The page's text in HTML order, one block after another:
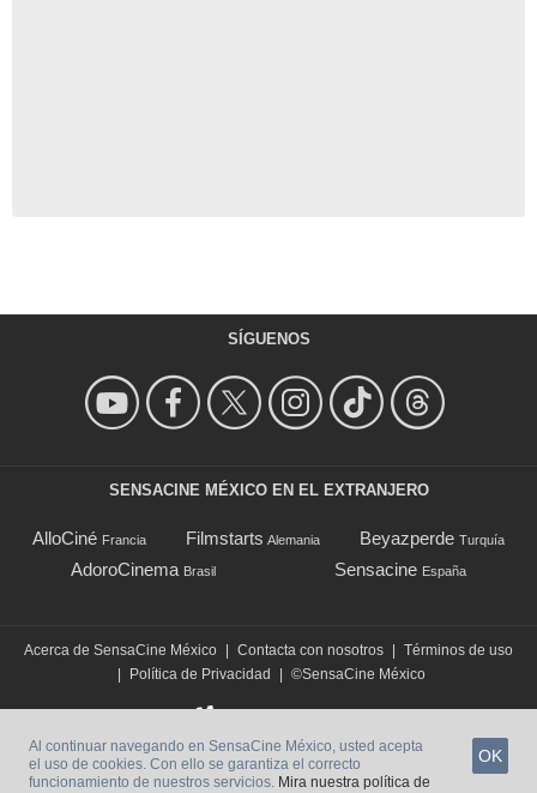
SÍGUENOS
SENSACINE MÉXICO EN EL EXTRANJERO
AlloCiné Francia Filmstarts Alemania Beyazperde Turquía
AdoroCinema Brasil Sensacine España
Acerca de SensaCine México Contacta con nosotros
Términos de uso
Política de Privacidad ©SensaCine México
Al continuar navegando en SensaCine México, usted acepta
el uso de cookies. Con ello se garantiza el correcto
funcionamiento de nuestros servicios. Mira nuestra política de
OK